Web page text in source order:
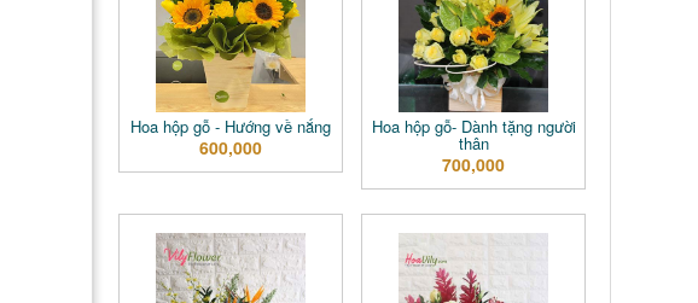
Hoa hộp gỗ - Hướng về nắng
600,000
Hoa hộp gỗ- Dành tặng người
thân
700,000